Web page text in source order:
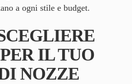
a ogni stile e budget.
IL TUO
NOZZE